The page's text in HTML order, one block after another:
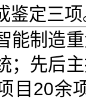
鉴定三
能制造
；先后
目20余